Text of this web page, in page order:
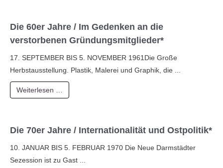
Die 60er Jahre / Im Gedenken an die
verstorbenen Gründungsmitglieder*
17. SEPTEMBER BIS 5. NOVEMBER 1961Die Große
Herbstausstellung. Plastik, Malerei und Graphik, die ...
Weiterlesen …
Die 70er Jahre / Internationalität und Ostpolitik*
10. JANUAR BIS 5. FEBRUAR 1970 Die Neue Darmstädter
Sezession ist zu Gast ...